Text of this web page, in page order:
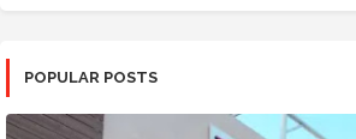
POPULAR POSTS